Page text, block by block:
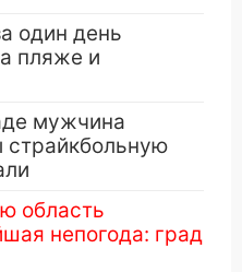
один день
пляже и
мужчина
область
непогода: град